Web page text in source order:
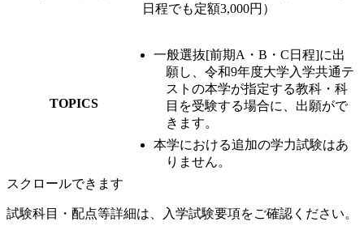
日程でも定額3,000円）
TOPICS
一般選抜[前期A・B・C日程]に出
願し、令和9年度大学入学共通テ
ストの本学が指定する教科・科
目を受験する場合に、出願がで
きます。
本学における追加の学力試験はあ
りません。
スクロールできます
試験科目・配点等詳細は、入学試験要項をご確認ください。